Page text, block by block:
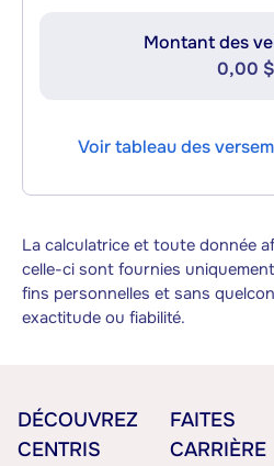
Montant des
0,00 $
Voir tableau des
La calculatrice et toute donnée
celle-ci sont fournies
fins personnelles et sans
exactitude ou fiabilité.
DÉCOUVREZ
CENTRIS
FAITES
CARRIÈRE